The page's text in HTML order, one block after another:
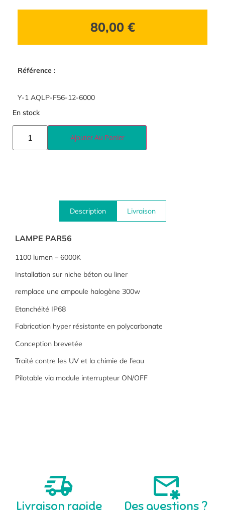
80,00 €
Référence :
Y-1 AQLP-F56-12-6000
En stock
Ajouter Au Panier
Description Livraison
LAMPE PAR56
1100 lumen – 6000K
Installation sur niche béton ou liner
remplace une ampoule halogène 300w
Etanchéité IP68
Fabrication hyper résistante en polycarbonate
Conception brevetée
Traité contre les UV et la chimie de l’eau
Pilotable via module interrupteur ON/OFF
Livraison rapide Des questions ?